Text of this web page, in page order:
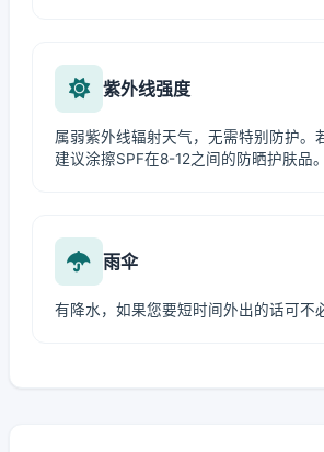
紫外线强度
属弱紫外线辐射天气，无需特别防护。
建议涂擦SPF在8-12之间的防晒护肤品。
雨伞
有降水，如果您要短时间外出的话可不